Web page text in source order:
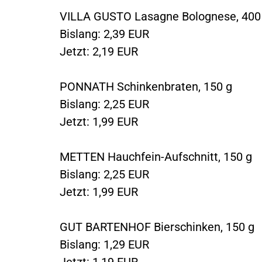
VILLA GUSTO Lasagne Bolognese,
Bislang: 2,39 EUR
Jetzt: 2,19 EUR
PONNATH Schinkenbraten, 150 g
Bislang: 2,25 EUR
Jetzt: 1,99 EUR
METTEN Hauchfein-Aufschnitt, 150 g
Bislang: 2,25 EUR
Jetzt: 1,99 EUR
GUT BARTENHOF Bierschinken, 150 g
Bislang: 1,29 EUR